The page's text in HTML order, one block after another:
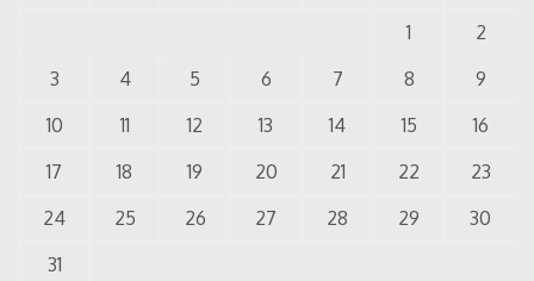
1
2
3
4 5 6 7 8
9
10
11 12 13 14 15
16
17
18 19 20 21 22
23
24
25 26 27 28 29
30
31